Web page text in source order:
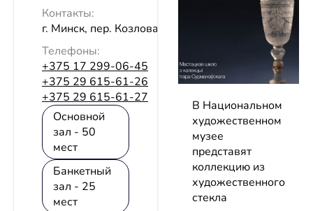
Контакты:
г. Минск, пер. Козлова, 7
Телефоны:
+375 17 299-06-45
+375 29 615-61-26
+375 29 615-61-27
Основной
зал - 50
мест
Банкетный
зал - 25
мест
В Национальном
художественном
музее
представят
коллекцию из
художественного
стекла